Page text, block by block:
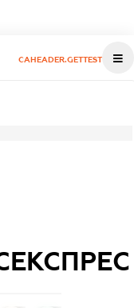
CAHEADER.GETTEST